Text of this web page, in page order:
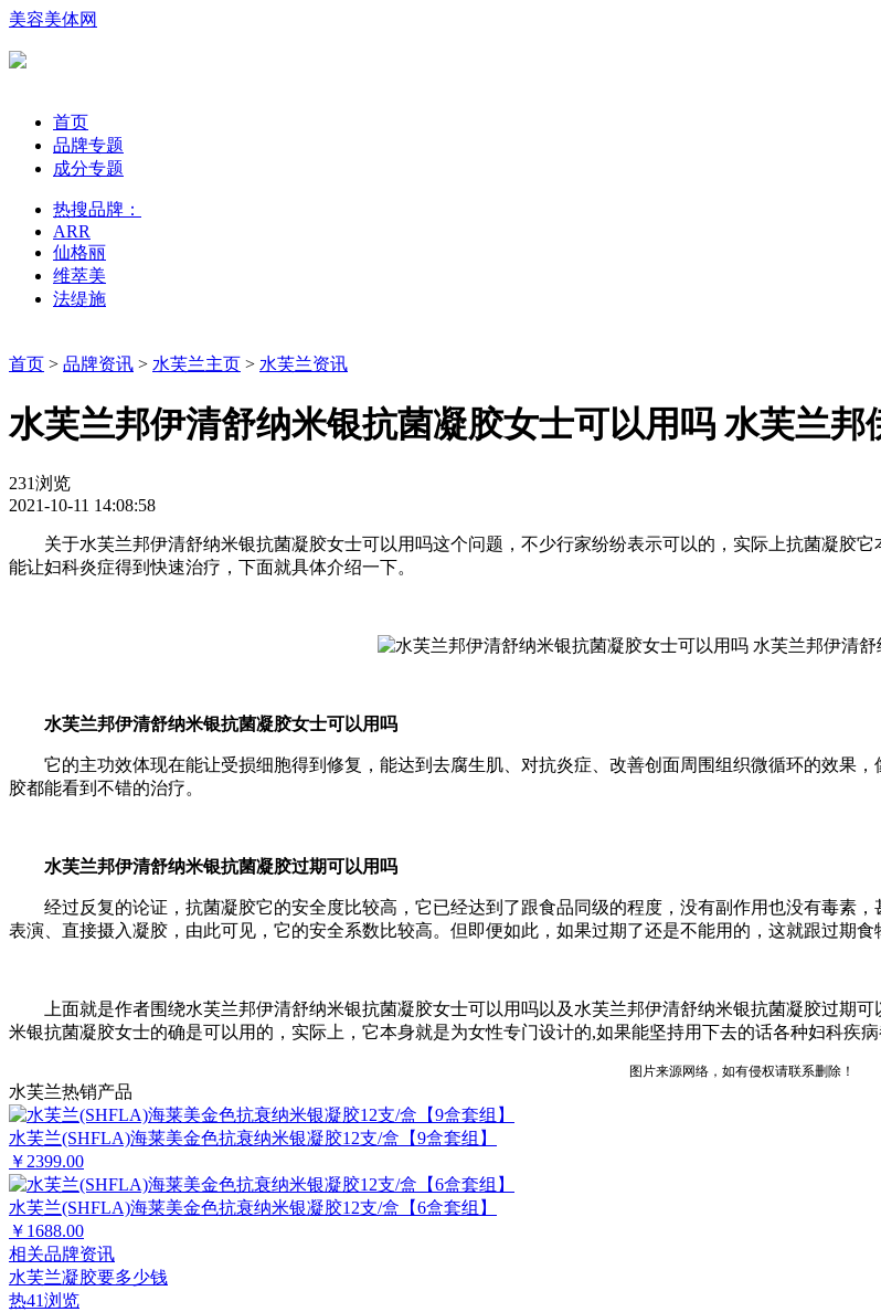
美容美体网
首页
品牌专题
成分专题
热搜品牌：
ARR
仙格丽
维萃美
法缇施
首页 > 品牌资讯 > 水芙兰主页 > 水芙兰资讯
水芙兰邦伊清舒纳米银抗菌凝胶女士可以用吗 水芙兰
231浏览
2021-10-11 14:08:58
关于水芙兰邦伊清舒纳米银抗菌凝胶女士可以用吗这个问题，不少行家纷纷表示可以的，实际上抗菌凝胶
能让妇科炎症得到快速治疗，下面就具体介绍一下。
水芙兰邦伊清舒纳米银抗菌凝胶女士可以用吗
它的主功效体现在能让受损细胞得到修复，能达到去腐生肌、对抗炎症、改善创面周围组织微循环的效果
胶都能看到不错的治疗。
水芙兰邦伊清舒纳米银抗菌凝胶过期可以用吗
经过反复的论证，抗菌凝胶它的安全度比较高，它已经达到了跟食品同级的程度，没有副作用也没有毒素
表演、直接摄入凝胶，由此可见，它的安全系数比较高。但即便如此，如果过期了还是不能用的，这就跟过期食
上面就是作者围绕水芙兰邦伊清舒纳米银抗菌凝胶女士可以用吗以及水芙兰邦伊清舒纳米银抗菌凝胶过期
米银抗菌凝胶女士的确是可以用的，实际上，它本身就是为女性专门设计的,如果能坚持用下去的话各种妇科疾病
图片来源网络，如有侵权请联系删除！
水芙兰热销产品
水芙兰(SHFLA)海莱美金色抗衰纳米银凝胶12支/盒【9盒套组】
￥2399.00
水芙兰(SHFLA)海莱美金色抗衰纳米银凝胶12支/盒【6盒套组】
￥1688.00
相关品牌资讯
水芙兰凝胶要多少钱
热41浏览